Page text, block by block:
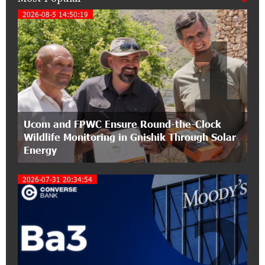
A little corner of France in Hrazdan, with the
partnership of Converse SME
17:31:55 8-07-2026
Idram is the general partner of the "Towards
Conscious Parenting 2026" annual conference
12:40:22 8-07-2026
Polytechnic University Graduation Ceremony
Held with the Support of Unibank
Converse Bank Completes the Placement of
EBRD Bonds
17:27:45 6-07-2026
From Financial Adventures to Great Victories:
The 4th Junius Financial Online Tournament
2026-08-5 14:50:19
Ucom and FPWC Ensure Round-the-Clock
Wildlife Monitoring in Gnishik Through Solar
Energy
1
2026-07-31 20:34:54